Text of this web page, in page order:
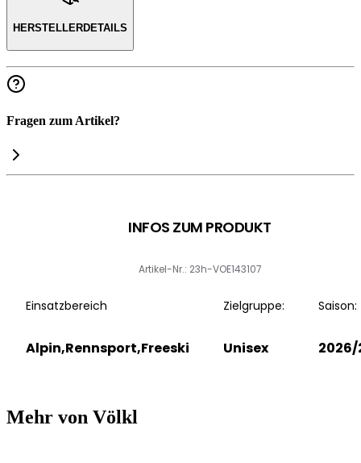
HERSTELLERDETAILS
Fragen zum Artikel?
INFOS ZUM PRODUKT
Artikel-Nr.: 23h-VOE143107
Einsatzbereich
Alpin,Rennsport,Freeski
Zielgruppe:
Unisex
Saison:
2026/
Mehr von Völkl